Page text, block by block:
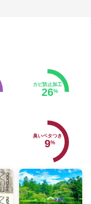
カビ防止加工
26%
臭いベタつき
9%